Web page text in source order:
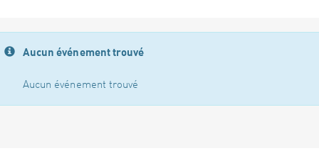
Aucun événement trouvé
Aucun événement trouvé